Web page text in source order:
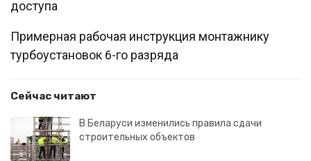
доступа
Примерная рабочая инструкция монтажнику
турбоустановок 6-го разряда
Сейчас читают
В Беларуси изменились правила сдачи
строительных объектов